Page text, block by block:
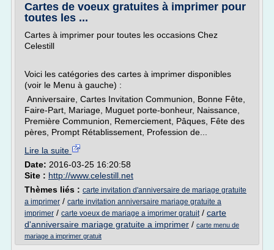
Cartes de voeux gratuites à imprimer pour
toutes les ...
Cartes à imprimer pour toutes les occasions Chez
Celestill
Voici les catégories des cartes à imprimer disponibles
(voir le Menu à gauche) :
Anniversaire, Cartes Invitation Communion, Bonne Fête,
Faire-Part, Mariage, Muguet porte-bonheur, Naissance,
Première Communion, Remerciement, Pâques, Fête des
pères, Prompt Rétablissement, Profession de...
Lire la suite
Date: 2016-03-25 16:20:58
Site : http://www.celestill.net
Thèmes liés : carte invitation d'anniversaire de mariage gratuite
a imprimer / carte invitation anniversaire mariage gratuite a
imprimer / carte voeux de mariage a imprimer gratuit/ carte
d'anniversaire mariage gratuite a imprimer / carte menu de
mariage a imprimer gratuit